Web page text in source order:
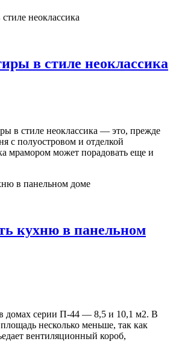
в стиле неоклассика
в стиле неоклассика — это, прежде
с полуостровом и отделкой
мрамором может порадовать еще и
кухню в панельном
домах серии П-44 — 8,5 и 10,1 м2. В
несколько меньше, так как
вентиляционный короб,